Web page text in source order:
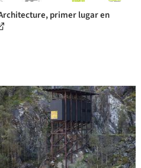
primer lugar en